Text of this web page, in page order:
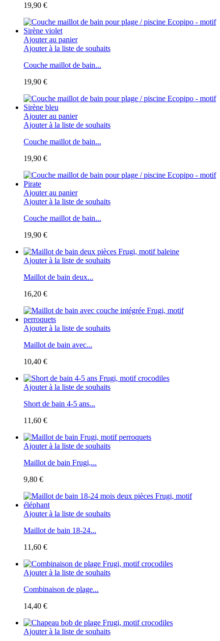
19,90 €
Ajouter au panier
Ajouter à la liste de souhaits
Couche maillot de bain...
19,90 €
Ajouter au panier
Ajouter à la liste de souhaits
Couche maillot de bain...
19,90 €
Ajouter au panier
Ajouter à la liste de souhaits
Couche maillot de bain...
19,90 €
Ajouter à la liste de souhaits
Maillot de bain deux...
16,20 €
Ajouter à la liste de souhaits
Maillot de bain avec...
10,40 €
Ajouter à la liste de souhaits
Short de bain 4-5 ans...
11,60 €
Ajouter à la liste de souhaits
Maillot de bain Frugi,...
9,80 €
Ajouter à la liste de souhaits
Maillot de bain 18-24...
11,60 €
Ajouter à la liste de souhaits
Combinaison de plage...
14,40 €
Ajouter à la liste de souhaits